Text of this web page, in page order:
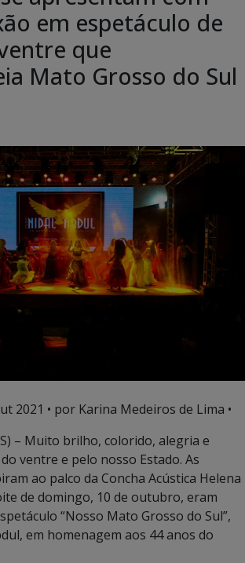
em espetáculo de
que
Mato Grosso do Sul
2021 • por Karina Medeiros de Lima •
– Muito brilho, colorido, alegria e
ventre e pelo nosso Estado. As
ao palco da Concha Acústica Helena
de domingo, 10 de outubro, eram
“Nosso Mato Grosso do Sul”,
em homenagem aos 44 anos do